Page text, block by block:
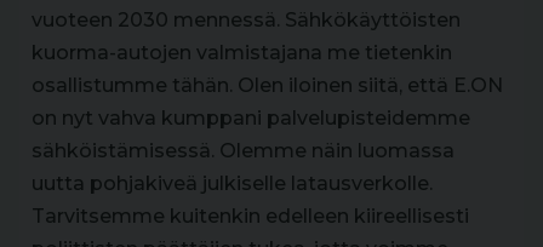
vuoteen 2030 mennessä. Sähkökäyttöisten
kuorma-autojen valmistajana me tietenkin
osallistumme tähän. Olen iloinen siitä, että E.ON
on nyt vahva kumppani palvelupisteidemme
sähköistämisessä. Olemme näin luomassa
uutta pohjakiveä julkiselle latausverkolle.
Tarvitsemme kuitenkin edelleen kiireellisesti